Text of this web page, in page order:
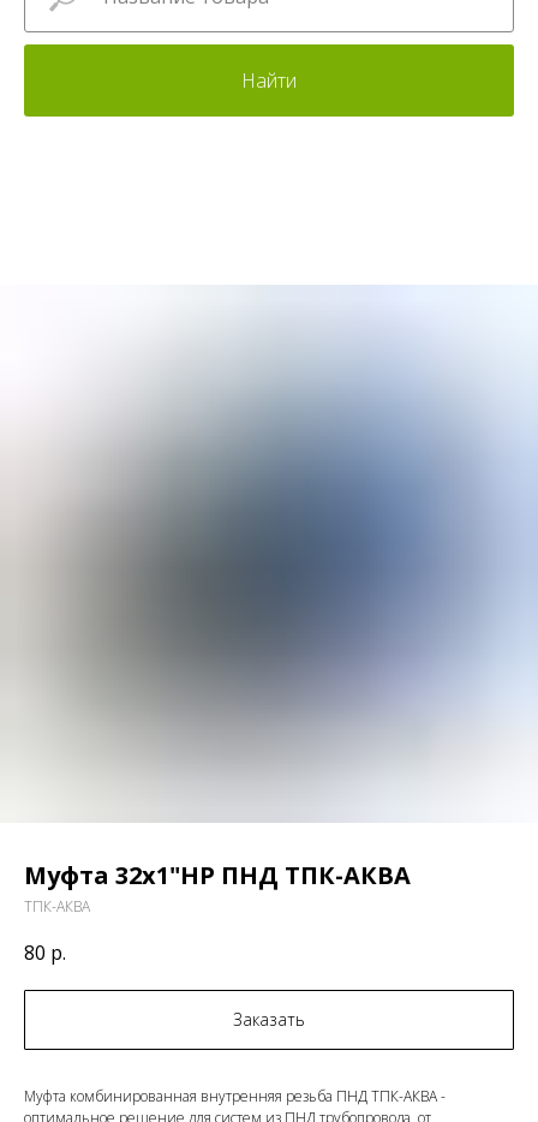
Найти
Муфта 32х1"НР ПНД ТПК-АКВА
ТПК-АКВА
80 р.
Заказать
Муфта комбинированная внутренняя резьба ПНД ТПК-АКВА -